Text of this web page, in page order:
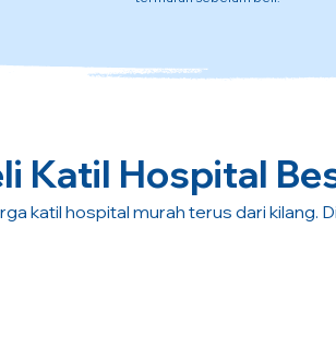
Katil Hospital
katil hospital murah terus dari kilang.